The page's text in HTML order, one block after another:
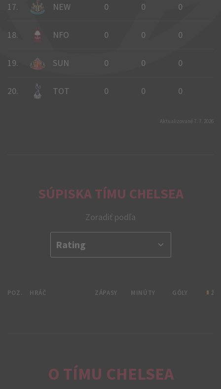
17. NEW 0 0 0
18. NFO 0 0 0
19. SUN 0 0 0
20. TOT 0 0 0
Aktualizované 7. 7. 2026
SÚPISKA TÍMU CHELSEA
Zoradiť podľa
POZ. HRÁČ ZÁPASY MINÚTY GÓLY
O TÍMU CHELSEA